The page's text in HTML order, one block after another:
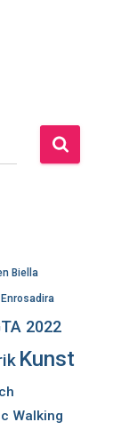
Biella
Enrosadira
2022
Kunst
Walking